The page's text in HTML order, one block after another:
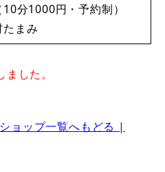
分1000円・予約制）
まみ
した。
ョップ一覧へもどる |